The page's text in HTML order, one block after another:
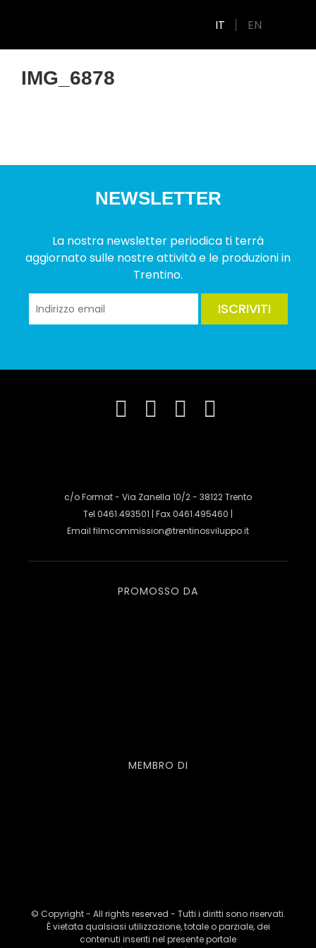
IT EN
IMG_6878
NEWSLETTER
La nostra newsletter periodica ti terrà
aggiornato sulle nostre attività e le produzioni in
Trentino.
ISCRIVITI
c/o Format - Via Zanella 10/2 - 38122 Trento
Tel 0461.493501 | Fax 0461.495460 |
Email filmcommission@trentinosviluppo.it
PROMOSSO DA
MEMBRO DI
© Copyright - All rights reserved - Tutti i diritti sono riservati.
È vietata qualsiasi utilizzazione, totale o parziale, dei
contenuti inseriti nel presente portale